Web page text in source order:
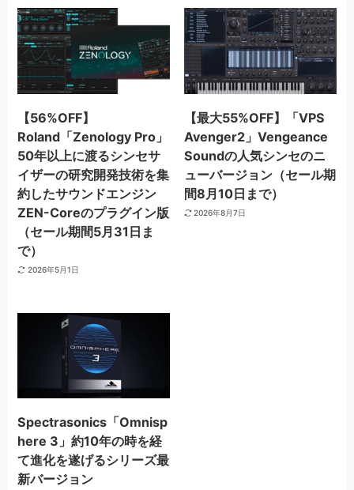
【56%OFF】
Roland「Zenology Pro」
50年以上に渡るシンセサ
イザーの研究開発技術を集
約したサウンドエンジン
ZEN-Coreのプラグイン版
（セール期間5月31日ま
で）
2026年5月1日
【最大55%OFF】「VPS
Avenger2」Vengeance
Soundの人気シンセのニ
ューバージョン（セール期
間8月10日まで）
2026年8月7日
Spectrasonics「Omnisp
here 3」約10年の時を経
て進化を遂げるシリーズ最
新バージョン